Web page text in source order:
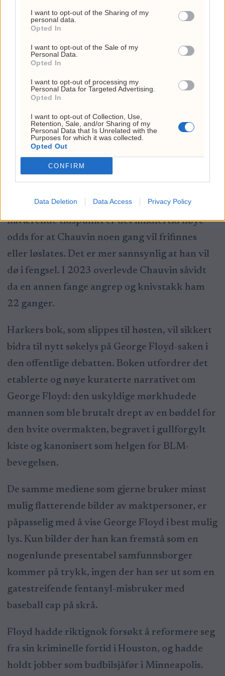
I want to opt-out of the Sharing of my
personal data.
Opted In
I want to opt-out of the Sale of my
Personal Data.
Opted In
I want to opt-out of processing my
Personal Data for Targeted Advertising.
Opted In
I want to opt-out of Collection, Use,
Retention, Sale, and/or Sharing of my
Personal Data that Is Unrelated with the
Purposes for which it was collected.
Opted Out
CONFIRM
Data Deletion Data Access Privacy Policy
Borgerrettighetsveteranen Jesse Jackson bøyer
George Floyd før minnesmarkeringen ved North
Bebeto Matthews
Helten vi fikk – ikke helten vi
trenger
Chauvin ikke vil overleve tidens prøve. På det
nåværende tidspunkt er det imidlertid høye
odds for at Chauvin noen gang vil frifinnes
eller løslates. Det er mer sannsynlig at han vil
dø i fengsel. I 2023 overlevde Chauvin såvidt
da en annen fange angrep og knivstakk ham
22 ganger.
Harkers bok, som slippes til høsten, vil sikkert
bidra til nytt søkelys på George Floyd-saken i
den offentlige debatten. Boken utfordrer det
etablerte og nøye kuraterte narrativet om
George Floyd: den uskyldige mørkhudede
mannen som ble brutalt drept av en bøddel for
den hvite overmakten, begravet i gullforgylt
kiste og kanonisert som helgen for BLM-
bevegelsen.
De samme mediene som gjerne bruker minst
mulig flatterende bilder av maktpersoner, er
påpasselig med å vise George Floyd i best mulig
lys. Kun bilder der han kan fremstå som en
nogenlunde presentabel samfunnsborger
kommer på trykk, ingen der han ser ut som en
gatestreifende fentanyl-misbruker med
baseball cap på skrå.
Floyd hadde riktignok forsøkt å reformere seg
fra sin kriminelle fortid i Houston, og hadde
holdt jobber som budbilsjåfør i Minneapolis.